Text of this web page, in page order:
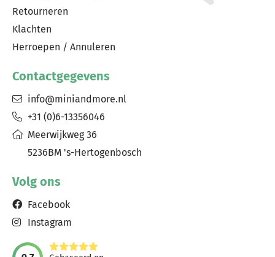
Retourneren
Klachten
Herroepen / Annuleren
Contactgegevens
info@miniandmore.nl
+31 (0)6-13356046
Meerwijkweg 36
5236BM 's-Hertogenbosch
Volg ons
Facebook
Instagram